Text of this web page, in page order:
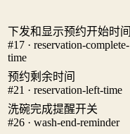
下发和显示预约开始时间
#17 · reservation-complete-
time
预约剩余时间
#21 · reservation-left-time
洗碗完成提醒开关
#26 · wash-end-reminder